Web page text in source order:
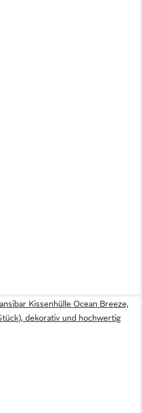
Kissenhülle Ocean Breeze,
dekorativ und hochwertig